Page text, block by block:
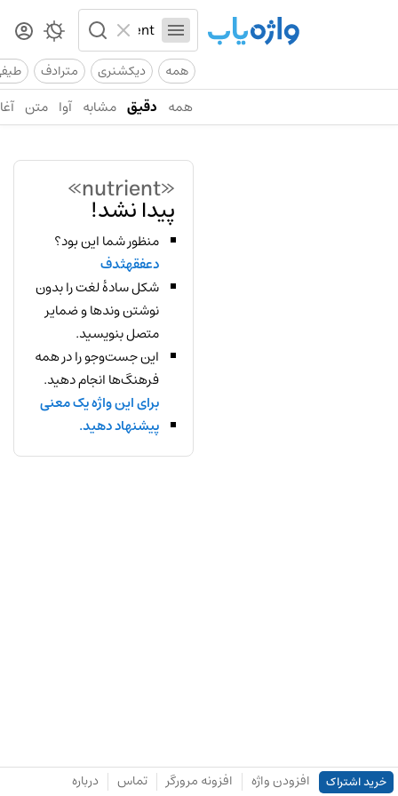
همه دیکشنری مترادف
همه دقیق مشابه آوا متن
«nutrient»
پیدا نشد!
منظور شما این بود؟
دعفقهثدف
شکل سادهٔ لغت را بدون
نوشتن وندها و ضمایر
متصل بنویسید.
این جست‌وجو را در همه
فرهنگ‌ها انجام دهید.
برای این واژه یک معنی
پیشنهاد دهید.
خرید اشتراک افزودن واژه افزونه مرورگر تماس درباره